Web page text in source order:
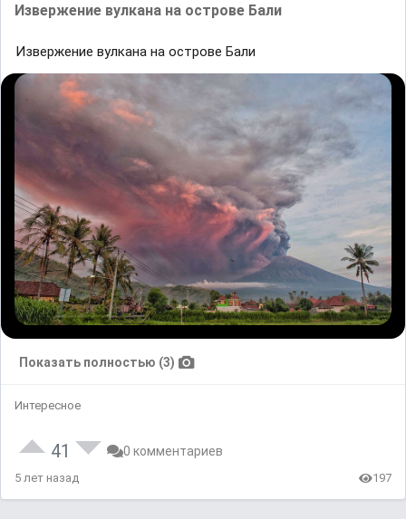
Извержение вулкана на острове Бали
Извержение вулкана на острове Бали
Показать полностью (3)
Интересное
41 0 комментариев
5 лет назад 197